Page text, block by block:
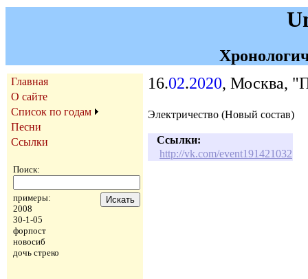
Главная
О сайте
Список по годам
Песни
Ссылки
Поиск:
примеры:
2008
30-1-05
форпост
новосиб
дочь стреко
16.02.2020, Москва,
Электричество (Новый состав)
Ссылки:
http://vk.com/event191421032